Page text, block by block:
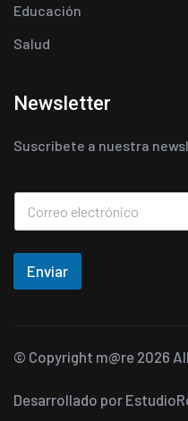
Educación
Salud
Newsletter
Suscríbete a nuestra
Enviar
© Copyright m@re 2026
Desarrollado por